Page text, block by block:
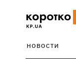
НОВОСТИ